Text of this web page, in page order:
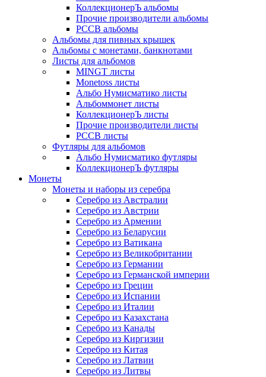
КоллекционерЪ альбомы
Прочие производители альбомы
РССВ альбомы
Альбомы для пивных крышек
Альбомы с монетами, банкнотами
Листы для альбомов
MINGT листы
Monetoss листы
Альбо Нумисматико листы
Альбоммонет листы
КоллекционерЪ листы
Прочие производители листы
РССВ листы
Футляры для альбомов
Альбо Нумисматико футляры
КоллекционерЪ футляры
Монеты
Монеты и наборы из серебра
Серебро из Австралии
Серебро из Австрии
Серебро из Армении
Серебро из Беларусии
Серебро из Ватикана
Серебро из Великобритании
Серебро из Германии
Серебро из Германской империи
Серебро из Греции
Серебро из Испании
Серебро из Италии
Серебро из Казахстана
Серебро из Канады
Серебро из Киргизии
Серебро из Китая
Серебро из Латвии
Серебро из Литвы